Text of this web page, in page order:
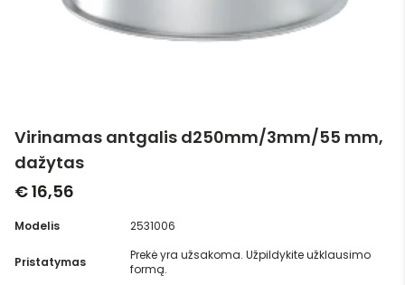
Virinamas antgalis d250mm/3mm/55 mm,
dažytas
€ 16,56
Modelis 2531006
Pristatymas
Prekė yra užsakoma. Užpildykite užklausimo
formą.